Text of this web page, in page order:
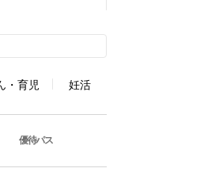
・育児 妊活
優待パス